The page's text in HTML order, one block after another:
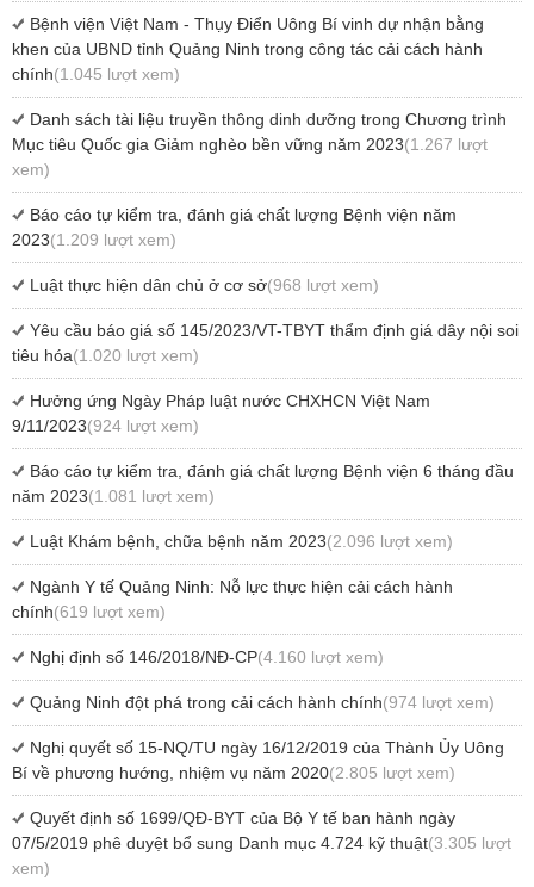
Bệnh viện Việt Nam - Thụy Điển Uông Bí vinh dự nhận bằng
khen của UBND tỉnh Quảng Ninh trong công tác cải cách hành
chính(1.045 lượt xem)
Danh sách tài liệu truyền thông dinh dưỡng trong Chương trình
Mục tiêu Quốc gia Giảm nghèo bền vững năm 2023(1.267 lượt
xem)
Báo cáo tự kiểm tra, đánh giá chất lượng Bệnh viện năm
2023(1.209 lượt xem)
Luật thực hiện dân chủ ở cơ sở(968 lượt xem)
Yêu cầu báo giá số 145/2023/VT-TBYT thẩm định giá dây nội soi
tiêu hóa(1.020 lượt xem)
Hưởng ứng Ngày Pháp luật nước CHXHCN Việt Nam
9/11/2023(924 lượt xem)
Báo cáo tự kiểm tra, đánh giá chất lượng Bệnh viện 6 tháng đầu
năm 2023(1.081 lượt xem)
Luật Khám bệnh, chữa bệnh năm 2023(2.096 lượt xem)
Ngành Y tế Quảng Ninh: Nỗ lực thực hiện cải cách hành
chính(619 lượt xem)
Nghị định số 146/2018/NĐ-CP(4.160 lượt xem)
Quảng Ninh đột phá trong cải cách hành chính(974 lượt xem)
Nghị quyết số 15-NQ/TU ngày 16/12/2019 của Thành Ủy Uông
Bí về phương hướng, nhiệm vụ năm 2020(2.805 lượt xem)
Quyết định số 1699/QĐ-BYT của Bộ Y tế ban hành ngày
07/5/2019 phê duyệt bổ sung Danh mục 4.724 kỹ thuật(3.305 lượt
xem)